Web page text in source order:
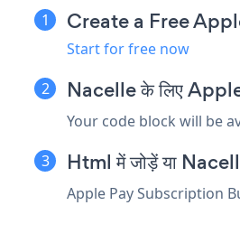
Create a Free
Start for free now
Nacelle के लिए
Your code block will be
Html में जोड़ें या
Apple Pay Subscription